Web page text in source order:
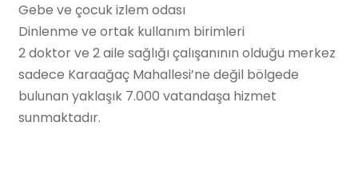
Gebe ve çocuk izlem odası
Dinlenme ve ortak kullanım birimleri
2 doktor ve 2 aile sağlığı çalışanının olduğu merkez
sadece Karaağaç Mahallesi’ne değil bölgede
bulunan yaklaşık 7.000 vatandaşa hizmet
sunmaktadır.